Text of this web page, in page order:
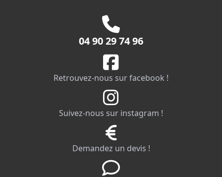
04 90 29 74 96
Retrouvez-nous sur facebook !
Suivez-nous sur instagram !
Demandez un devis !